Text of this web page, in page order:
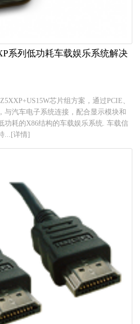
系列低功耗车载娱乐系统解决
芯片组方案，通过PCIE、
与汽车电子系统连接，配合显示模块和
功耗的X86结构的车载娱乐系统. 车载信
...[详情]